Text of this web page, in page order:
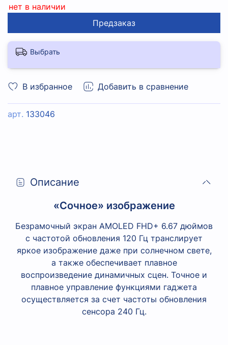
В избранное Добавить в сравнение
арт. 133046
нет в наличии
Предзаказ
Выбрать
Описание
«Сочное» изображение
Безрамочный экран AMOLED FHD+ 6.67 дюймов
с частотой обновления 120 Гц транслирует
яркое изображение даже при солнечном свете,
а также обеспечивает плавное
воспроизведение динамичных сцен. Точное и
плавное управление функциями гаджета
осуществляется за счет частоты обновления
сенсора 240 Гц.